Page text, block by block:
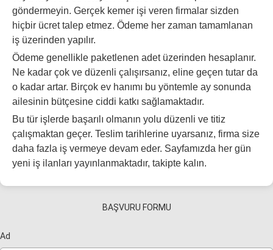
göndermeyin. Gerçek kemer işi veren firmalar sizden
hiçbir ücret talep etmez. Ödeme her zaman tamamlanan
iş üzerinden yapılır.
Ödeme genellikle paketlenen adet üzerinden hesaplanır.
Ne kadar çok ve düzenli çalışırsanız, eline geçen tutar da
o kadar artar. Birçok ev hanımı bu yöntemle ay sonunda
ailesinin bütçesine ciddi katkı sağlamaktadır.
Bu tür işlerde başarılı olmanın yolu düzenli ve titiz
çalışmaktan geçer. Teslim tarihlerine uyarsanız, firma size
daha fazla iş vermeye devam eder. Sayfamızda her gün
yeni iş ilanları yayınlanmaktadır, takipte kalın.
BAŞVURU FORMU
Ad